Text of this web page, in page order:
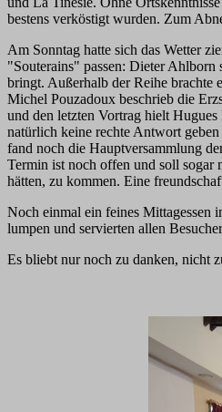
bestens verköstigt wurden. Zum
Am Sonntag hatte sich das Wetter
"Souterains" passen: Dieter Ahlborn
bringt. Außerhalb der Reihe brachte
Michel Pouzadoux beschrieb die
und den letzten Vortrag hielt
natürlich keine rechte Antwort
fand noch die Hauptversammlung
Termin ist noch offen und soll sogar
hätten, zu kommen. Eine
Noch einmal ein feines Mittagessen
lumpen und servierten allen
Es bliebt nur noch zu danken, nicht